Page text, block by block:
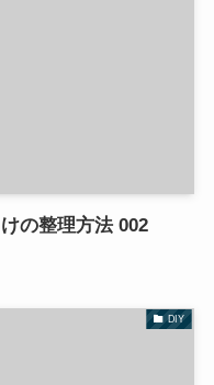
の整理方法 002
DIY